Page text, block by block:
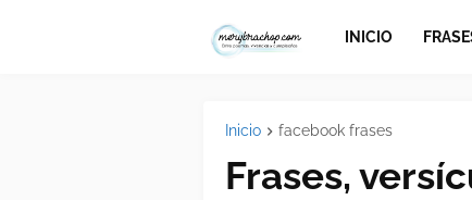
INICIO
Inicio facebook frases
Frases,